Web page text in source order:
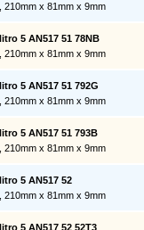
210mm x 81mm x 9mm
5 AN517 51 78NB
210mm x 81mm x 9mm
5 AN517 51 792G
210mm x 81mm x 9mm
5 AN517 51 793B
210mm x 81mm x 9mm
5 AN517 52
210mm x 81mm x 9mm
5 AN517 52 52T3